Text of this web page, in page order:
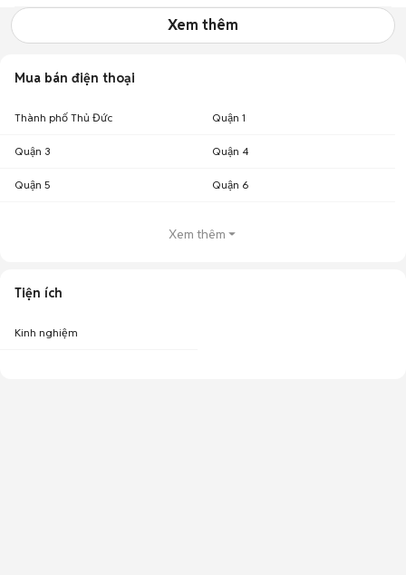
Xem thêm
Mua bán điện thoại
Thành phố Thủ Đức Quận 1
Quận 3 Quận 4
Quận 5 Quận 6
Xem thêm
Tiện ích
Kinh nghiệm